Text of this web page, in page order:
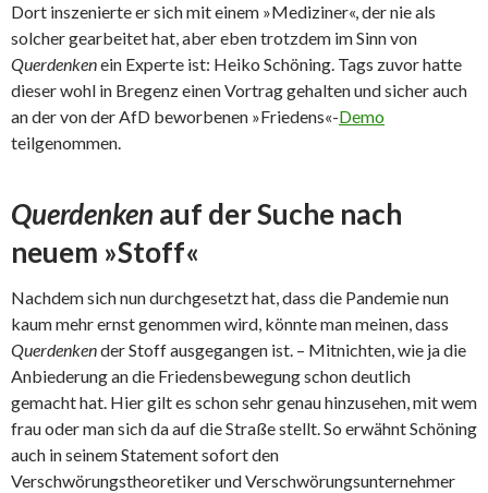
Dort inszenierte er sich mit einem »Mediziner«, der nie als
solcher gearbeitet hat, aber eben trotzdem im Sinn von
Querdenkenein Experte ist: Heiko Schöning. Tags zuvor hatte
dieser wohl in Bregenz einen Vortrag gehalten und sicher auch
an der von der AfD beworbenen »Friedens«-Demo
teilgenommen.
Querdenken auf der Suche nach
neuem »Stoff«
Nachdem sich nun durchgesetzt hat, dass die Pandemie nun
kaum mehr ernst genommen wird, könnte man meinen, dass
Querdenkender Stoff ausgegangen ist. – Mitnichten, wie ja die
Anbiederung an die Friedensbewegung schon deutlich
gemacht hat. Hier gilt es schon sehr genau hinzusehen, mit wem
frau oder man sich da auf die Straße stellt. So erwähnt Schöning
auch in seinem Statement sofort den
Verschwörungstheoretiker und Verschwörungsunternehmer